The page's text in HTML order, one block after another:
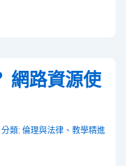
網路資源使
分類: 倫理與法律 、 教學精進